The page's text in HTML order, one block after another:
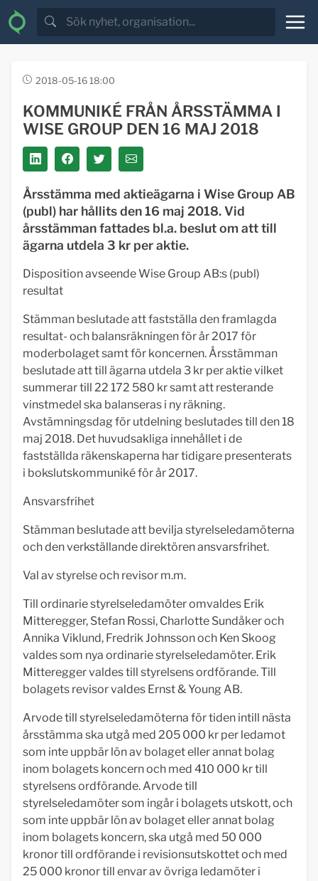
2018-05-16 18:00
KOMMUNIKÉ FRÅN ÅRSSTÄMMA I
WISE GROUP DEN 16 MAJ 2018
Årsstämma med aktieägarna i Wise Group AB
(publ) har hållits den 16 maj 2018. Vid
årsstämman fattades bl.a. beslut om att till
ägarna utdela 3 kr per aktie.
Disposition avseende Wise Group AB:s (publ)
resultat
Stämman beslutade att fastställa den framlagda
resultat- och balansräkningen för år 2017 för
moderbolaget samt för koncernen. Årsstämman
beslutade att till ägarna utdela 3 kr per aktie vilket
summerar till 22 172 580 kr samt att resterande
vinstmedel ska balanseras i ny räkning.
Avstämningsdag för utdelning beslutades till den 18
maj 2018. Det huvudsakliga innehållet i de
fastställda räkenskaperna har tidigare presenterats
i bokslutskommuniké för år 2017.
Ansvarsfrihet
Stämman beslutade att bevilja styrelseledamöterna
och den verkställande direktören ansvarsfrihet.
Val av styrelse och revisor m.m.
Till ordinarie styrelseledamöter omvaldes Erik
Mitteregger, Stefan Rossi, Charlotte Sundåker och
Annika Viklund, Fredrik Johnsson och Ken Skoog
valdes som nya ordinarie styrelseledamöter. Erik
Mitteregger valdes till styrelsens ordförande. Till
bolagets revisor valdes Ernst & Young AB.
Arvode till styrelseledamöterna för tiden intill nästa
årsstämma ska utgå med 205 000 kr per ledamot
som inte uppbär lön av bolaget eller annat bolag
inom bolagets koncern och med 410 000 kr till
styrelsens ordförande. Arvode till
styrelseledamöter som ingår i bolagets utskott, och
som inte uppbär lön av bolaget eller annat bolag
inom bolagets koncern, ska utgå med 50 000
kronor till ordförande i revisionsutskottet och med
25 000 kronor till envar av övriga ledamöter i